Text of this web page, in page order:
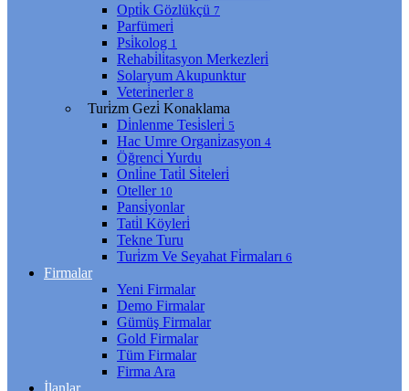
Opti̇k Gözlükçü 7
Parfümeri̇
Psi̇kolog 1
Rehabi̇li̇tasyon Merkezleri̇
Solaryum Akupunktur
Veteri̇nerler 8
Turi̇zm Gezi̇ Konaklama
Di̇nlenme Tesi̇sleri̇ 5
Hac Umre Organi̇zasyon 4
Öğrenci̇ Yurdu
Onli̇ne Tati̇l Si̇teleri̇
Oteller 10
Pansi̇yonlar
Tati̇l Köyleri̇
Tekne Turu
Turi̇zm Ve Seyahat Fi̇rmaları 6
Firmalar
Yeni Firmalar
Demo Firmalar
Gümüş Firmalar
Gold Firmalar
Tüm Firmalar
Firma Ara
İlanlar